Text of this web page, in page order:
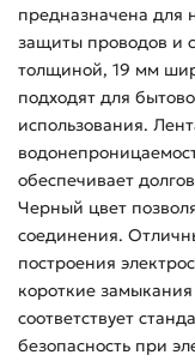
предназначена для
защиты проводов и
толщиной, 19 мм
подходят для
использования.
обеспечивает
Черный цвет
соединения.
построения
короткие
соответствует
безопасность при